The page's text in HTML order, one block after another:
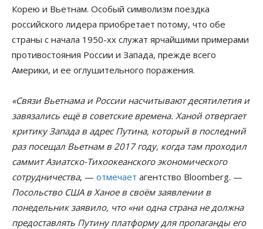
Корею и Вьетнам. Особый символизм поездка
российского лидера приобретает потому, что обе
страны с начала 1950-хх служат ярчайшими примерами
противостояния России и Запада, прежде всего
Америки, и ее оглушительного поражения.
«Связи Вьетнама и России насчитывают десятилетия и
завязались ещё в советские времена. Ханой отвергает
критику Запада в адрес Путина, который в последний
раз посещал Вьетнам в 2017 году, когда там проходил
саммит Азиатско-Тихоокеанского экономического
сотрудничества, — отмечает агентство Bloomberg. —
Посольство США в Ханое в своём заявлении в
понедельник заявило, что «ни одна страна не должна
предоставлять Путину платформу для пропаганды его